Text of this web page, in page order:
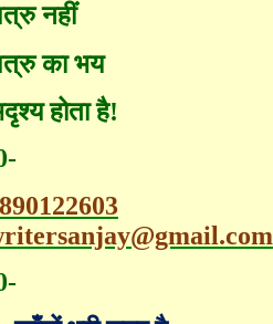
नहीं
का भय
होता है!